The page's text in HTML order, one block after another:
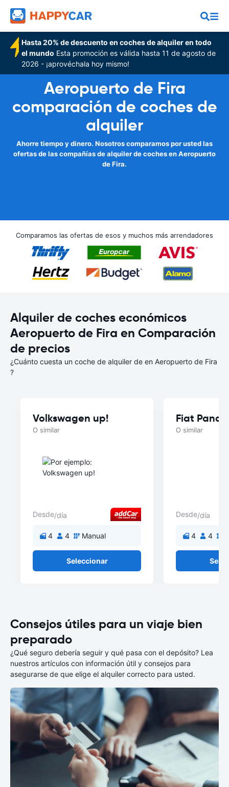
Hasta 20% de descuento en coches de alquiler en todo
el mundo Esta promoción es válida hasta 11 de agosto de
2026 - ¡aprovéchala hoy mismo!
Aeropuerto de Fira
comparación de coches de
alquiler
Ahorre tiempo y dinero. Nosotros comparamos por usted las
ofertas de las compañías de alquiler de coches en Aeropuerto
de Fira.
Comparamos las ofertas de esos y muchos más arrendadores
Alquiler de coches económicos
Aeropuerto de Fira en Comparación
de precios
¿Cuánto cuesta un coche de alquiler de en Aeropuerto de Fira
?
Volkswagen up!
O similar
Desde/día
4 4 Manual
Seleccionar
Fiat Panda
O similar
Desde/día
4 4
Consejos útiles para un viaje bien
preparado
¿Qué seguro debería seguir y qué pasa con el depósito? Lea
nuestros artículos con información útil y consejos para
asegurarse de que elige el alquiler correcto para usted.